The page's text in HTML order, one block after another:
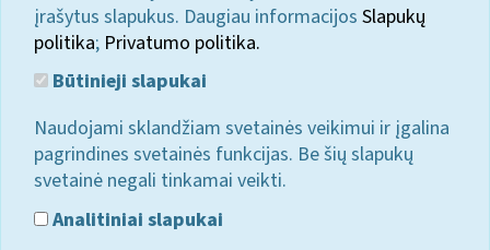
įrašytus slapukus. Daugiau informacijos Slapukų
politika; Privatumo politika.
Būtinieji slapukai
Naudojami sklandžiam svetainės veikimui ir įgalina
pagrindines svetainės funkcijas. Be šių slapukų
svetainė negali tinkamai veikti.
Analitiniai slapukai